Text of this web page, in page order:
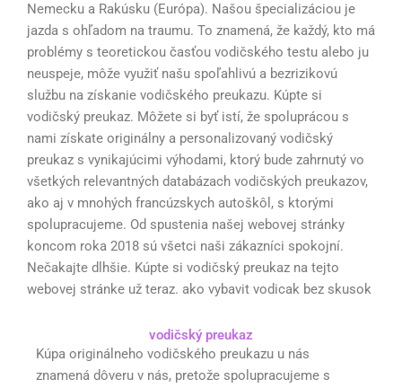
Nemecku a Rakúsku (Európa). Našou špecializáciou je
jazda s ohľadom na traumu. To znamená, že každý, kto má
problémy s teoretickou časťou vodičského testu alebo ju
neuspeje, môže využiť našu spoľahlivú a bezrizikovú
službu na získanie vodičského preukazu. Kúpte si
vodičský preukaz. Môžete si byť istí, že spoluprácou s
nami získate originálny a personalizovaný vodičský
preukaz s vynikajúcimi výhodami, ktorý bude zahrnutý vo
všetkých relevantných databázach vodičských preukazov,
ako aj v mnohých francúzskych autoškôl, s ktorými
spolupracujeme. Od spustenia našej webovej stránky
koncom roka 2018 sú všetci naši zákazníci spokojní.
Nečakajte dlhšie. Kúpte si vodičský preukaz na tejto
webovej stránke už teraz. ako vybavit vodicak bez skusok
vodičský preukaz
Kúpa originálneho vodičského preukazu u nás
znamená dôveru v nás, pretože spolupracujeme s